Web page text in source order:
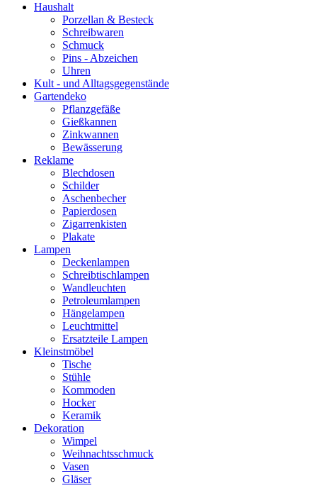
Haushalt
Porzellan & Besteck
Schreibwaren
Schmuck
Pins - Abzeichen
Uhren
Kult - und Alltagsgegenstände
Gartendeko
Pflanzgefäße
Gießkannen
Zinkwannen
Bewässerung
Reklame
Blechdosen
Schilder
Aschenbecher
Papierdosen
Zigarrenkisten
Plakate
Lampen
Deckenlampen
Schreibtischlampen
Wandleuchten
Petroleumlampen
Hängelampen
Leuchtmittel
Ersatzteile Lampen
Kleinstmöbel
Tische
Stühle
Kommoden
Hocker
Keramik
Dekoration
Wimpel
Weihnachtsschmuck
Vasen
Gläser